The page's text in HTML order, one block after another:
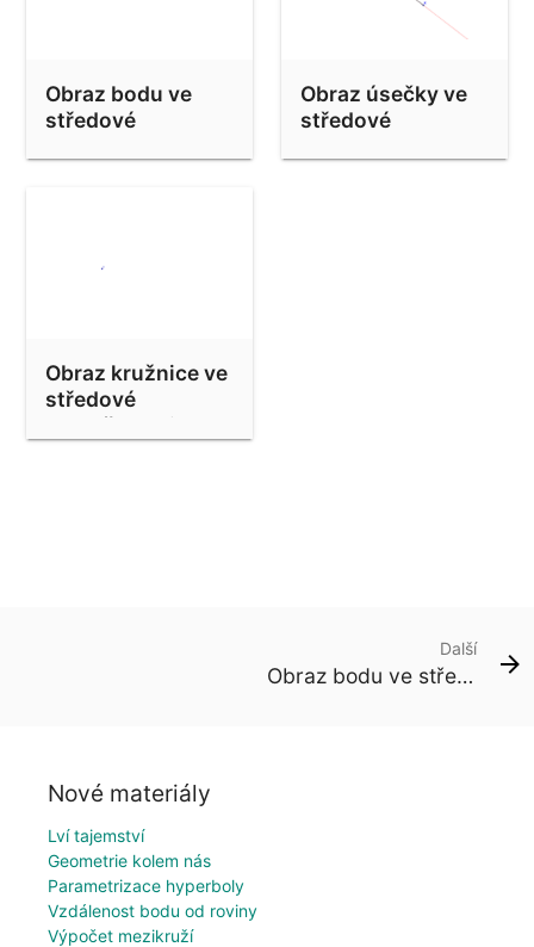
Obraz bodu ve
středové
Obraz úsečky ve
středové
Obraz kružnice ve
středové
souměrnosti
Další
Obraz bodu ve středové souměrnosti
Nové materiály
Lví tajemství
Geometrie kolem nás
Parametrizace hyperboly
Vzdálenost bodu od roviny
Výpočet mezikruží